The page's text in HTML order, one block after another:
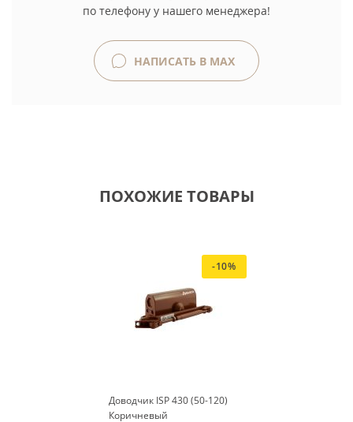
по телефону у нашего менеджера!
НАПИСАТЬ В MAX
ПОХОЖИЕ ТОВАРЫ
-10%
Доводчик ISP 430 (50-120)
Коричневый